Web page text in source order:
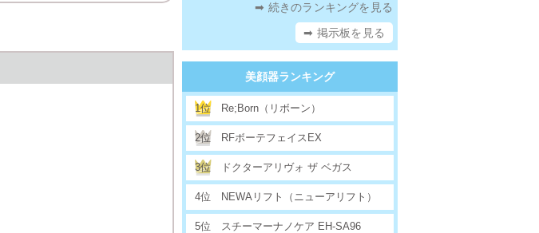
➡ 続きのランキングを見る
➡ 掲示板を見る
美顔器ランキング
1位 Re;Born（リボーン）
2位 RFボーテフェイスEX
3位 ドクターアリヴォ ザ ベガス
4位 NEWAリフト（ニューアリフト）
5位 スチーマーナノケア EH-SA96